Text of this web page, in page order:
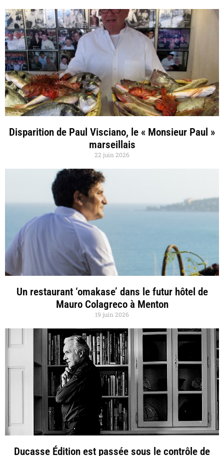
Disparition de Paul Visciano, le « Monsieur Paul »
marseillais
22 juin 2026
Un restaurant ‘omakase’ dans le futur hôtel de
Mauro Colagreco à Menton
19 juin 2026
Ducasse Édition est passée sous le contrôle de